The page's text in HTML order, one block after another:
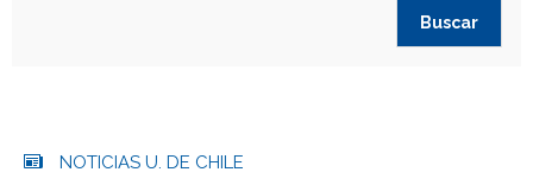
NOTICIAS U. DE CHILE